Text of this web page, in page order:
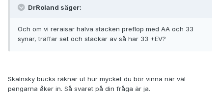
DrRoland säger:
Och om vi reraisar halva stacken preflop med AA och 33
synar, träffar set och stackar av så har 33 +EV?
Skalnsky bucks räknar ut hur mycket du bör vinna när väl
pengarna åker in. Så svaret på din fråga är ja.